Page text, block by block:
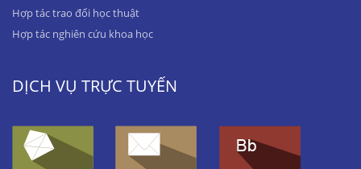
Hợp tác trao đổi học thuật
Hợp tác nghiên cứu khoa học
DỊCH VỤ TRỰC TUYẾN